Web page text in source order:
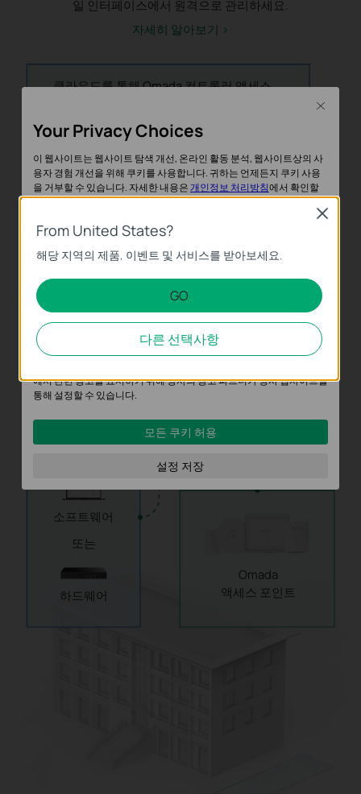
일 인터페이스에서 원격으로 관리하세요.
자세히 알아보기 >
클라우드 기반 컨트
클라우드
Standard 버전 또
는 Essentials 버
전
또는
러
소프트웨어
또는
하드웨어
인터넷
Omada 라우
Omada
PoE
Omada
액세스 포인트
클라우드를 통해 Omada 컨트롤러 액세스
From United States?
해당 지역의 제품, 이벤트 및 서비스를 받아보세요.
GO
다른 선택사항
Close
Your Privacy Choices
이 웹사이트는 웹사이트 탐색 개선, 온라인 활동 분석, 웹사이트상의 사
용자 경험 개선을 위해 쿠키를 사용합니다. 귀하는 언제든지 쿠키 사용
을 거부할 수 있습니다. 자세한 내용은개인정보 처리방침에서 확인할
수 있습니다.
기본 쿠키
이 쿠키는 웹사이트가 작동하는 데 필요하며 사용자의 시스템에서 비활
분석 및 마케팅 쿠키
분석 쿠키는 웹사이트의 기능을 개선하고 조정하기 위해 웹사이트에서
의 사용자 활동을 분석하는 데 사용하는 쿠키입니다.
에서 관련 광고를 표시하기 위해 당사의 광고 파트너가 당사 웹사이트를
통해 설정할 수 있습니다.
모든 쿠키 허용
설정 저장
Close